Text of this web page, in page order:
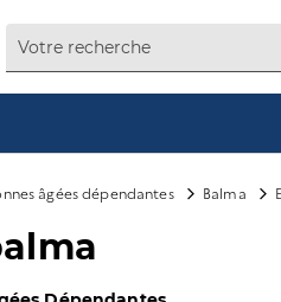
âgées dépendantes Balma